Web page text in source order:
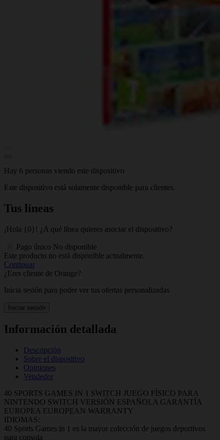
Hay 6 personas viendo este dispositivo
Este dispositivo está solamente disponible para clientes.
Tus líneas
¡Hola {0}! ¿A qué línea quieres asociar el dispositivo?
Pago único No disponible
Este producto no está disponible actualmente.
Continuar
¿Eres cliente de Orange?
Inicia sesión para poder ver tus ofertas personalizadas
Iniciar sesión
Información detallada
Descripción
Sobre el dispositivo
Opiniones
Vendedor
40 SPORTS GAMES IN 1 SWITCH JUEGO FÍSICO PARA
NINTENDO SWITCH VERSIÓN ESPAÑOLA GARANTÍA
EUROPEA EUROPEAN WARRANTY
IDIOMAS:
40 Sports Games in 1 es la mayor colección de juegos deportivos
para consola